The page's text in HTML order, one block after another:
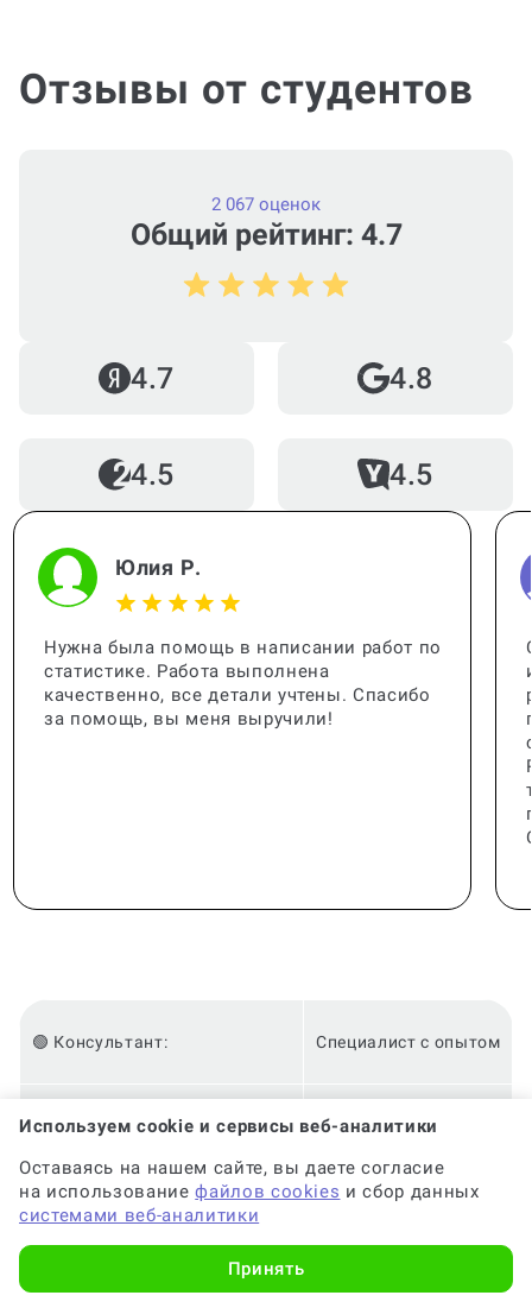
Как работает гарантия?
Кто помогает с работой?
Когда и как нужно оплачивать
заказ?
Отзывы от студентов
Общий рейтинг: 4.7
2 067 оценок
4.7 4.8
4.5 4.5
Юлия Р.
Нужна была помощь в написании работ по
статистике. Работа выполнена
качественно, все детали учтены. Спасибо
за помощь, вы меня выручили!
🟢 Консультант: Специалист с опытом
🟢 Гарантия на консультацию: До 6 месяцев
🟢 Срок консультации:
🟢 Оригинальность: Высокая
Используем cookie и сервисы веб-аналитики
Оставаясь на нашем сайте, вы даете согласие
на использованиефайлов cookies и сбор данных
системами веб-аналитики
Принять